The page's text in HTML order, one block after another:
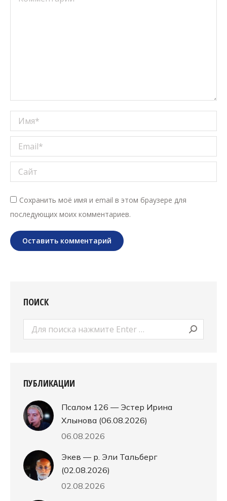
Имя *
Email *
Сайт
Сохранить моё имя и email в этом браузере для
последующих моих комментариев.
Оставить комментарий
ПОИСК
Поиск:
ПУБЛИКАЦИИ
Псалом 126 — Эстер Ирина
Хлынова (06.08.2026)
06.08.2026
Экев — р. Эли Тальберг
(02.08.2026)
02.08.2026